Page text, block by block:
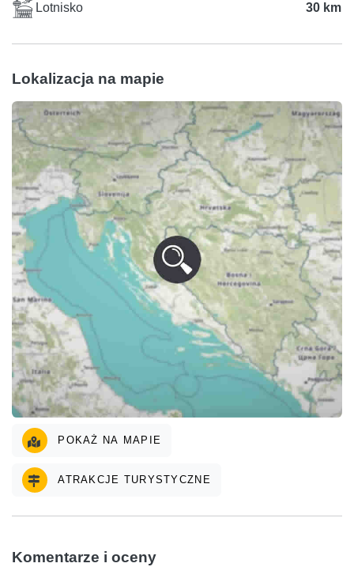
Lotnisko 30 km
Lokalizacja na mapie
POKAŻ NA MAPIE
ATRAKCJE TURYSTYCZNE
Komentarze i oceny